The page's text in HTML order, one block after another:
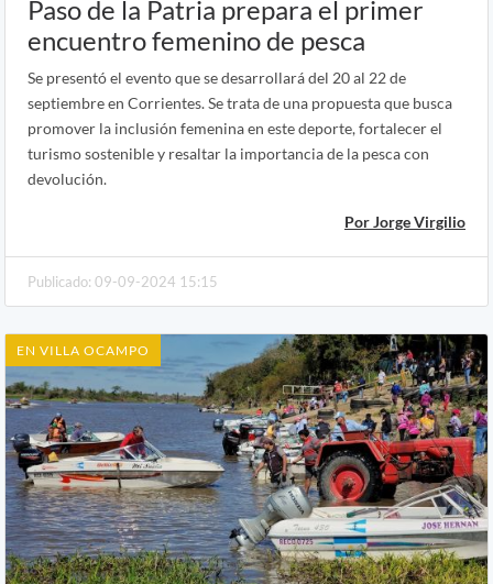
Paso de la Patria prepara el primer
encuentro femenino de pesca
Se presentó el evento que se desarrollará del 20 al 22 de
septiembre en Corrientes. Se trata de una propuesta que busca
promover la inclusión femenina en este deporte, fortalecer el
turismo sostenible y resaltar la importancia de la pesca con
devolución.
Por Jorge Virgilio
Publicado: 09-09-2024 15:15
EN VILLA OCAMPO